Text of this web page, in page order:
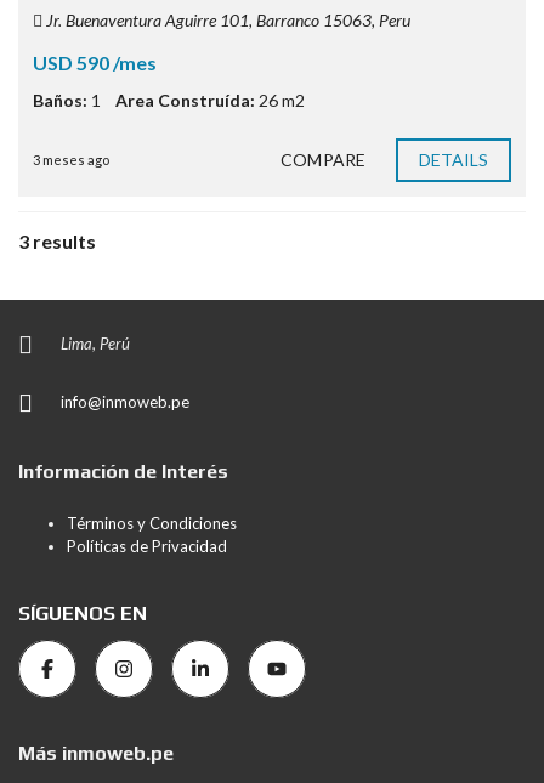
Jr. Buenaventura Aguirre 101, Barranco 15063, Peru
USD 590 /mes
Baños: 1 Area Construída: 26 m2
3 meses ago COMPARE DETAILS
3 results
Lima, Perú
info@inmoweb.pe
Información de Interés
Términos y Condiciones
Políticas de Privacidad
SÍGUENOS EN
Más inmoweb.pe